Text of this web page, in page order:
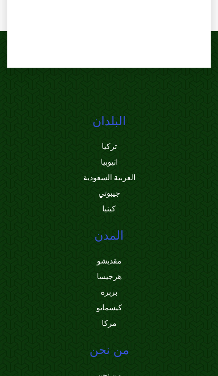
البلدان
تركيا
اثيوبيا
العربية السعودية
جيبوتي
كينيا
المدن
مقديشو
هرجيسا
بربرة
كيسمايو
مركا
من نحن